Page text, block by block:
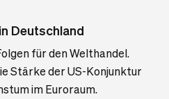
Deutschland
für den Welthandel.
Stärke der US-Konjunktur
im Euroraum.